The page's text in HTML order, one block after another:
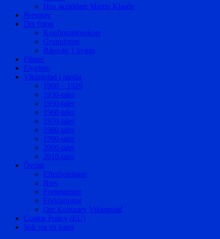
Hos skräddare Martin Klasén
Personer
Div foton
Konfirmationskort
Gruppfoton
Riksväg 1 byggs
Filmer
Flygfoto
Vikingstad i media
1900 – 1929
1930-talet
1950-talet
1960-talet
1970-talet
1980-talet
1990-talet
2000-talet
2010-talet
Övrigt
Efterlysningar
Brev
Fornminnen
Förklaringar
Om Kulturarv Vikingstad
Cookie Policy (EU)
Sök via en karta